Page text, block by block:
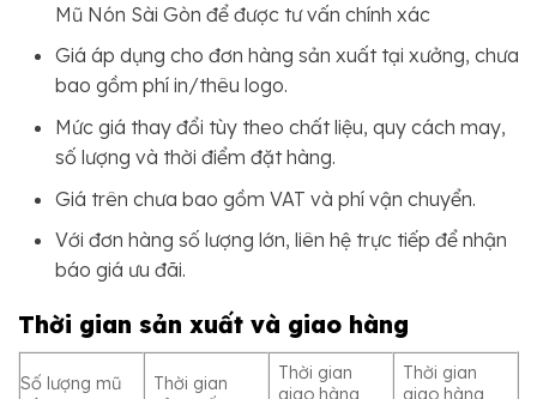
Mũ Nón Sài Gòn để được tư vấn chính xác
Giá áp dụng cho đơn hàng sản xuất tại xưởng, chưa
bao gồm phí in/thêu logo.
Mức giá thay đổi tùy theo chất liệu, quy cách may,
số lượng và thời điểm đặt hàng.
Giá trên chưa bao gồm VAT và phí vận chuyển.
Với đơn hàng số lượng lớn, liên hệ trực tiếp để nhận
báo giá ưu đãi.
Thời gian sản xuất và giao hàng
Số lượng mũ
Thời gian
Thời gian
giao hàng
Thời gian
giao hàng